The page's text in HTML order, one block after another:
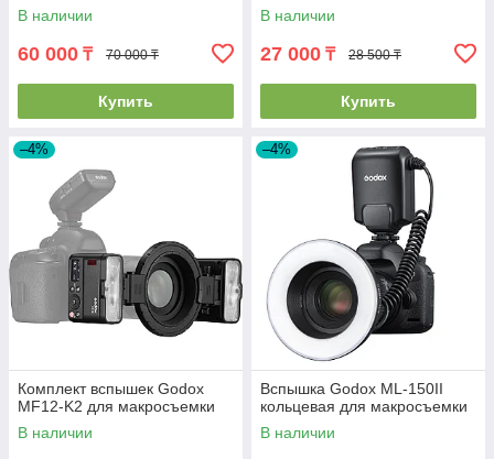
В наличии
60 000 ₸ 70 000 ₸
Купить
В наличии
27 000 ₸ 28 500 ₸
Купить
–4%
Комплект вспышек Godox
MF12-K2 для макросъемки
В наличии
–4%
Вспышка Godox ML-150II
кольцевая для макросъемки
В наличии